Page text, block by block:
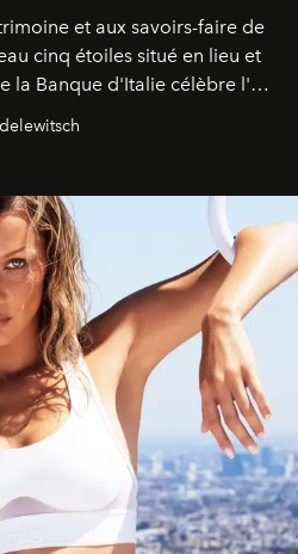
et aux savoirs-faire de
cinq étoiles situé en lieu et
la Banque d'Italie célèbre l'art
son élégance intemporelle.